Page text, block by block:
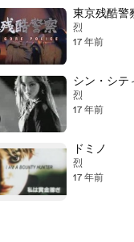
東京残酷警
烈
17 年前
シン・シテ
烈
17 年前
ドミノ
烈
17 年前